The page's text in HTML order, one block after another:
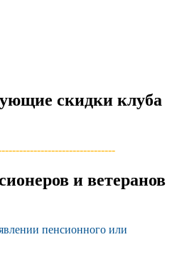
скидки клуба
и ветеранов
пенсионного или